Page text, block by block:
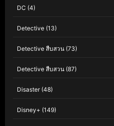
DC (4)
Detective (13)
Detective สืบสวน (73)
Detective สืบสวน (87)
Disaster(48)
Disney+ (149)